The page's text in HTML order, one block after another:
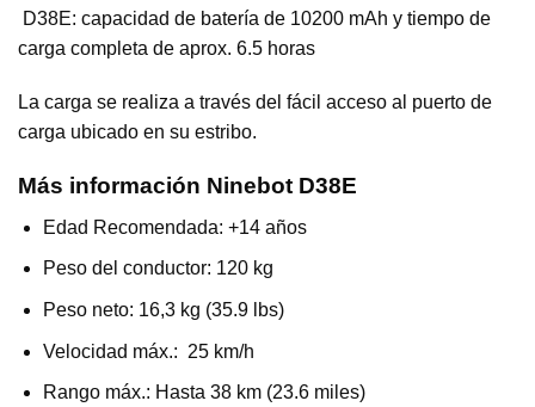
 D38E: capacidad de batería de 10200 mAh y tiempo de
carga completa de aprox. 6.5 horas
La carga se realiza a través del fácil acceso al puerto de
carga ubicado en su estribo.
Más información Ninebot D38E
Edad Recomendada: +14 años
Peso del conductor: 120 kg
Peso neto: 16,3 kg (35.9 lbs)
Velocidad máx.: 25 km/h
Rango máx.: Hasta 38 km (23.6 miles)